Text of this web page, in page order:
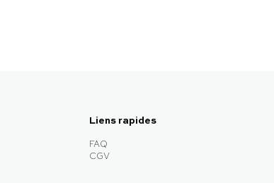
Liens rapides
FAQ
CGV